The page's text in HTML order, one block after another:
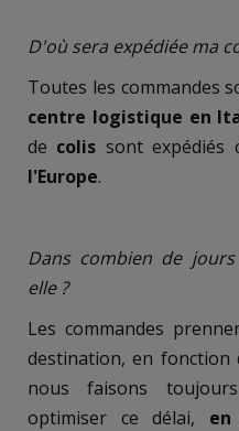
D'où sera expédiée ma
Toutes les commandes
centre logistique en
de colis sont expédiés
l'Europe.
Dans combien de
elle ?
Les commandes
destination, en fonction
nous faisons
optimiser ce délai,